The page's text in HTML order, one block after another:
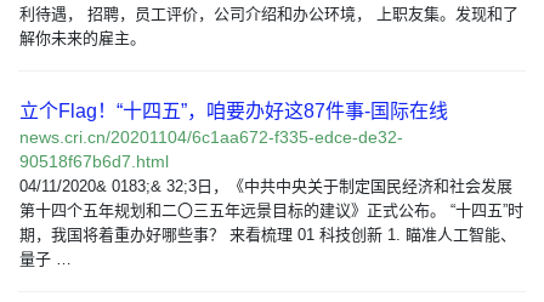
利待遇， 招聘，员工评价，公司介绍和办公环境， 上职友集。发现和了
解你未来的雇主。
立个Flag！“十四五”，咱要办好这87件事-国际在线
news.cri.cn/20201104/6c1aa672-f335-edce-de32-
90518f67b6d7.html
04/11/2020& 0183;& 32;3日，《中共中央关于制定国民经济和社会发展
第十四个五年规划和二〇三五年远景目标的建议》正式公布。 “十四五”时
期，我国将着重办好哪些事？ 来看梳理 01 科技创新 1. 瞄准人工智能、
量子 …